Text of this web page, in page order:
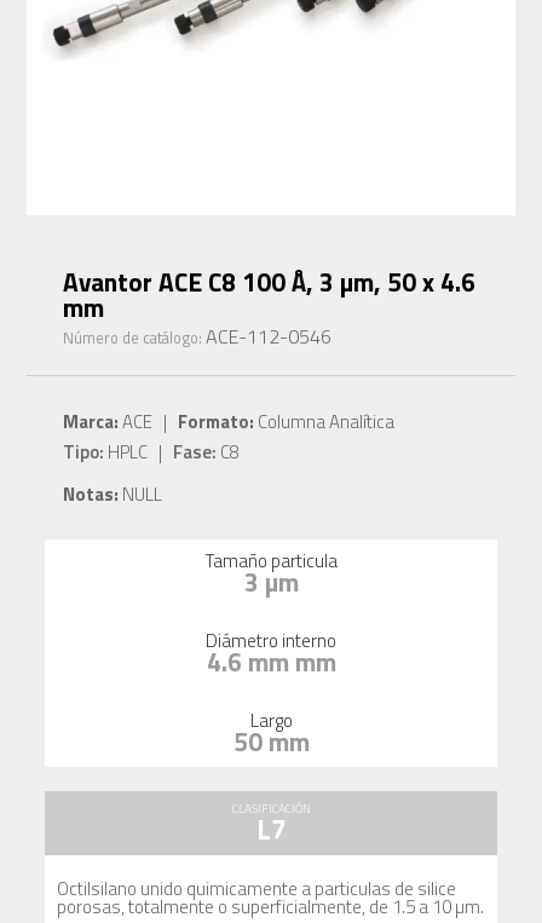
Avantor ACE C8 100 Å, 3 µm, 50 x 4.6
mm
Número de catálogo:ACE-112-0546
Marca:ACE | Formato: Columna Analítica
Tipo: HPLC | Fase: C8
Notas: NULL
Tamaño particula
3 µm
Diámetro interno
4.6 mm mm
Largo
50 mm
CLASIFICACIÓN
L7
Octilsilano unido quimicamente a particulas de silice
porosas, totalmente o superficialmente, de 1.5 a 10 µm.